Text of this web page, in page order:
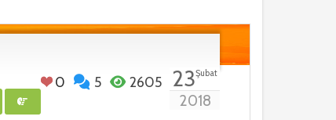
0 5 2605 23Şubat
2018